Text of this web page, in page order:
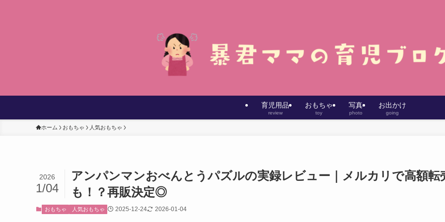
育児用品
review
おもちゃ
toy
写真
photo
お出かけ
going
ホーム おもちゃ 人気おもちゃ
アンパンマンおべんとうパズルの実録レビュー｜メルカリで高額転
も！？再販決定◎
2026
1/04
おもちゃ 人気おもちゃ 2025-12-24 2026-01-04